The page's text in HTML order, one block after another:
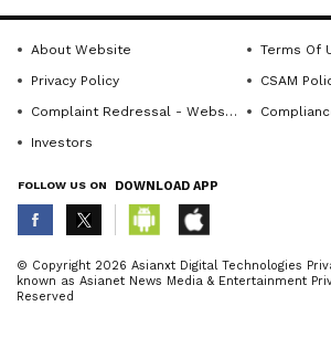
ಪ್ರೊ. ರಂಗನ್ ಬ್ಯಾನರ್ಜಿ, ಭಾರತ
ಪ್ರಗತಿ ಸಾಧಿಸಿದೆ. ಹಿಂದೆ ತಾವು
ಬ್ಯಾಂಕಿನ ವಹಿವಾಟು, ಟಿಕೆಟ್‌ ಬುಕ್ಕಿಂಗ್‌,
ಕಷ್ಟ ಪಡಬೇಕಿತ್ತು. ಆದರೆ, ಈಗ ಆ
ABOUT THE AUTHOR
K KannadaprabhaNewsNetwork
About Website
Terms Of
Privacy Policy
CSAM
Complaint Redressal - Website
Investors
FOLLOW US ON DOWNLOAD APP
© Copyright 2026 Asianxt Digital Technologies
known as Asianet News Media & Entertainment
Reserved